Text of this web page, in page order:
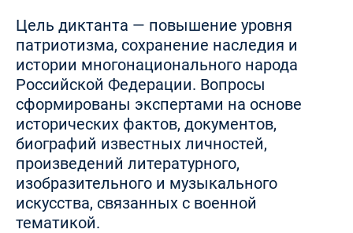
Цель диктанта — повышение уровня
патриотизма, сохранение наследия и
истории многонационального народа
Российской Федерации. Вопросы
сформированы экспертами на основе
исторических фактов, документов,
биографий известных личностей,
произведений литературного,
изобразительного и музыкального
искусства, связанных с военной
тематикой.